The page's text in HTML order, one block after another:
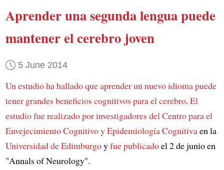
Aprender una segunda lenguapuede
mantener el cerebro joven
5 June 2014
Un estudio ha hallado que aprender un nuevo idiomapuede
tener grandes beneficios cognitivos para el cerebro. El
estudio fue realizado por investigadores delCentro para el
Envejecimiento Cognitivo y Epidemiología Cognitivaen la
Universidad de Edimburgoyfue publicadoel 2 de junio en
"Annals of Neurology".